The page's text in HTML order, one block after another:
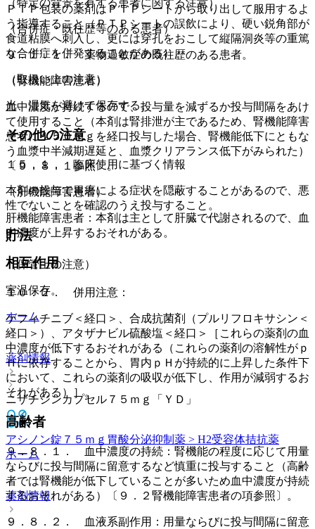
ＰＴＰ包装の薬剤はＰＴＰシートから取り出して服用するよ
う指導すること（ＰＴＰシートの誤飲により、硬い鋭角部が
食道粘膜へ刺入し、更には穿孔をおこして縦隔洞炎等の重篤
な合併症を併発することがある）。
（取扱い上の注意）
光、湿気を避けて保存する。
その他の注意
１５．１． 臨床使用に基づく情報
本剤の投与で胃癌による症状を隠蔽することがあるので、悪
性でないことを確認のうえ投与すること。
貯法
（保管上の注意）
室温保存。
ホーム
薬剤情報
ニザチジンカプセル７５ｍｇ「ＹＤ」
アシノン錠７５ｍｇ 胃酸分泌抑制薬 > H2受容体拮抗薬
ホーム
薬剤情報
（特定の背景を有する患者に関する注意）
（合併症・既往歴等のある患者）
９．１．１． 薬物過敏症の既往歴のある患者。
（腎機能障害患者）
血中濃度が持続するので、投与量を減ずるか投与間隔をあけ
て使用すること（本剤は腎排泄が主であるため、腎機能障害
患者に１５０ｍｇを経口投与した場合、腎機能低下にともな
う血漿中半減期遅延と、血漿クリアランス低下がみられた）
〔９．８．１参照〕。
（肝機能障害患者）
肝機能障害患者：本剤は主として肝臓で代謝されるので、血
中濃度が上昇するおそれがある。
相互作用
１０．２． 併用注意：
ゲフィチニブ＜経口＞、合成抗菌剤（プルリフロキサシン＜
経口＞）、アタザナビル硫酸塩＜経口＞［これらの薬剤の血
中濃度が低下するおそれがある（これらの薬剤の溶解性がｐ
Ｈに依存することから、胃内ｐＨが持続的に上昇した条件下
において、これらの薬剤の吸収が低下し、作用が減弱するお
それがある）］。
高齢者
９．８．１． 血中濃度の持続：腎機能の程度に応じて用量
ならびに投与間隔に留意するなど慎重に投与すること（高齢
者では腎機能が低下していることが多いため血中濃度が持続
するおそれがある）〔９．２腎機能障害患者の項参照〕。
９．８．２． 血液系副作用：用量ならびに投与間隔に留意